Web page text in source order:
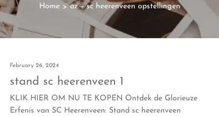
Home > az – sc heerenveen opstellingen
February 26, 2024
stand sc heerenveen 1
KLIK HIER OM NU TE KOPEN Ontdek de Glorieuze
Erfenis van SC Heerenveen: Stand sc heerenveen